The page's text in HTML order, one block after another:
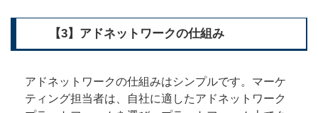
【3】アドネットワークの仕組み
アドネットワークの仕組みはシンプルです。マーケ
ティング担当者は、自社に適したアドネットワーク